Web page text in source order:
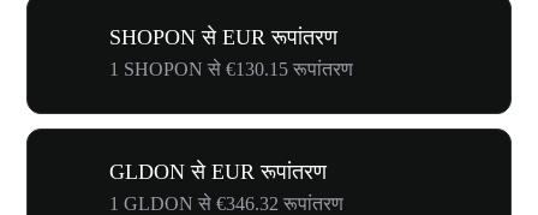
SHOPON से EUR रूपांतरण
1 SHOPON से €130.15 रूपांतरण
GLDON से EUR रूपांतरण
1 GLDON से €346.32 रूपांतरण